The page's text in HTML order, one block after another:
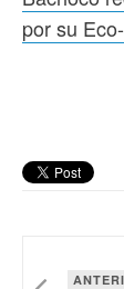
por su